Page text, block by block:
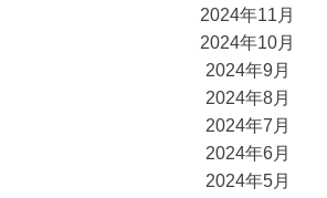
2024年11月
2024年10月
2024年9月
2024年8月
2024年7月
2024年6月
2024年5月